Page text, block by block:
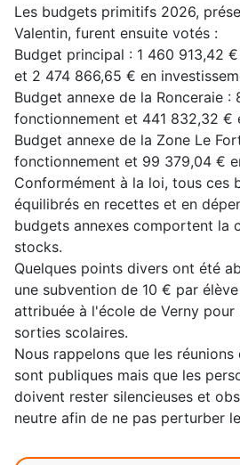
Les budgets primitifs 2026,
Valentin, furent ensuite votés :
Budget principal : 1 460 913,42
et 2 474 866,65 € en
Budget annexe de la Ronceraie
fonctionnement et 441 832,32 €
Budget annexe de la Zone Le
fonctionnement et 99 379,04 €
Conformément à la loi, tous ces
équilibrés en recettes et en
budgets annexes comportent la
stocks.
Quelques points divers ont été
une subvention de 10 € par
attribuée à l'école de Verny pour
sorties scolaires.
Nous rappelons que les
sont publiques mais que les
doivent rester silencieuses et
neutre afin de ne pas perturber